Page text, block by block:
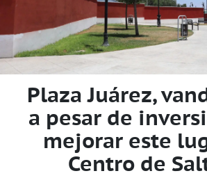
Plaza Juárez,
a pesar de
mejorar este
Centro de